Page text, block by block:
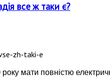
все ж таки є?
мати повністю